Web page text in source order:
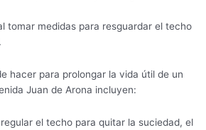
tomar medidas para resguardar el techo
hacer para prolongar la vida útil de un
Juan de Arona incluyen:
el techo para quitar la suciedad, el